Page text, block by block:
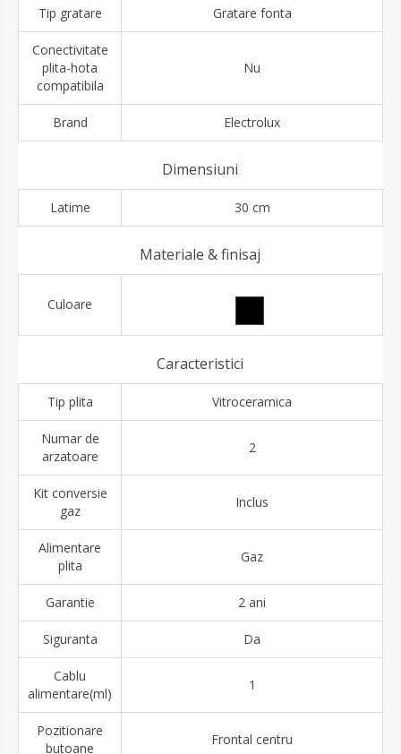
Tip gratare Gratare fonta
Conectivitate
plita-hota
compatibila
Nu
Brand Electrolux
Dimensiuni
Latime 30 cm
Materiale & finisaj
Culoare
Caracteristici
Tip plita Vitroceramica
Numar de
arzatoare
2
Kit conversie
gaz
Inclus
Alimentare
plita
Gaz
Garantie 2 ani
Siguranta Da
Cablu
alimentare(ml)
1
Pozitionare
butoane
Frontal centru